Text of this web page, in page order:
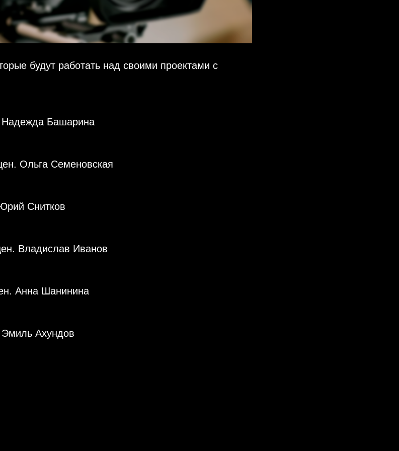
будут работать над своими проектами с
Башарина
Ольга Семеновская
Снитков
Владислав Иванов
Анна Шанинина
Ахундов